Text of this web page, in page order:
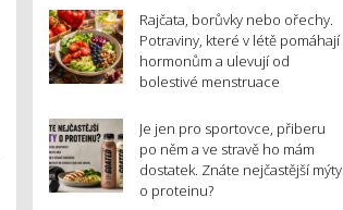
Rajčata, borůvky nebo ořechy.
Potraviny, které v létě pomáhají
hormonům a ulevují od
bolestivé menstruace
Je jen pro sportovce, přiberu
po něm a ve stravě ho mám
dostatek. Znáte nejčastější mýty
o proteinu?